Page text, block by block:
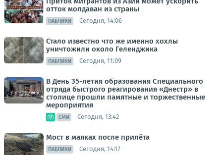
отток молдаван из страны
ПАБЛИКИ Сегодня, 14:06
Стало известно что же именно хохлы
уничтожили около Геленджика
ПАБЛИКИ Сегодня, 11:09
В День 35-летия образования Специального
отряда быстрого реагирования «Днестр» в
столице прошли памятные и торжественные
мероприятия
СМИ Сегодня, 13:42
Мост в маяках после прилёта
ПАБЛИКИ Сегодня, 14:17